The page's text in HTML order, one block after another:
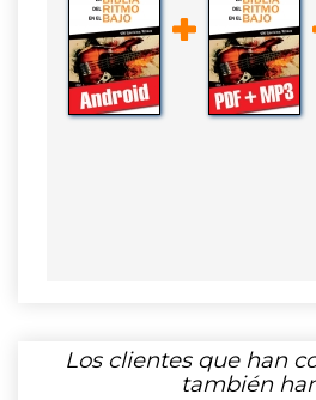
Los clientes que han
también